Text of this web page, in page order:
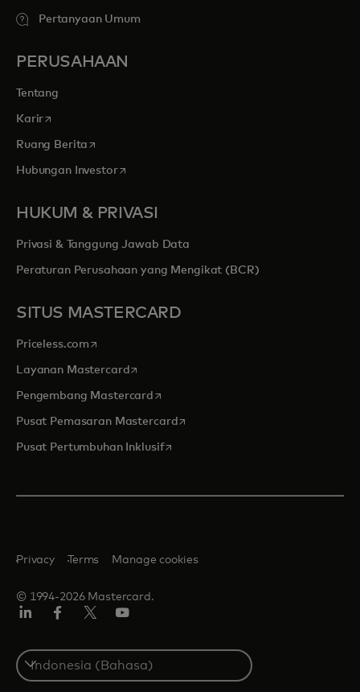
Pertanyaan Umum
PERUSAHAAN
Tentang
Kariropens in a new tab
Ruang Berita opens in a new tab
Hubungan Investoropens in a new tab
HUKUM & PRIVASI
Privasi & Tanggung Jawab Data
Peraturan Perusahaan yang Mengikat (BCR)
SITUS MASTERCARD
Priceless.com opens in a new tab
Layanan Mastercardopens in a new tab
Pengembang Mastercard opens in a new tab
Pusat Pemasaran Mastercardopens in a new tab
Pusat Pertumbuhan Inklusifopens in a new tab
© 1994-2026 Mastercard.
Privacy Terms Manage cookies
Select
a
country